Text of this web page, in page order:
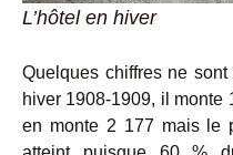
L’hôtel en hiver
Quelques chiffres ne
hiver 1908-1909, il monte
en monte 2 177 mais le